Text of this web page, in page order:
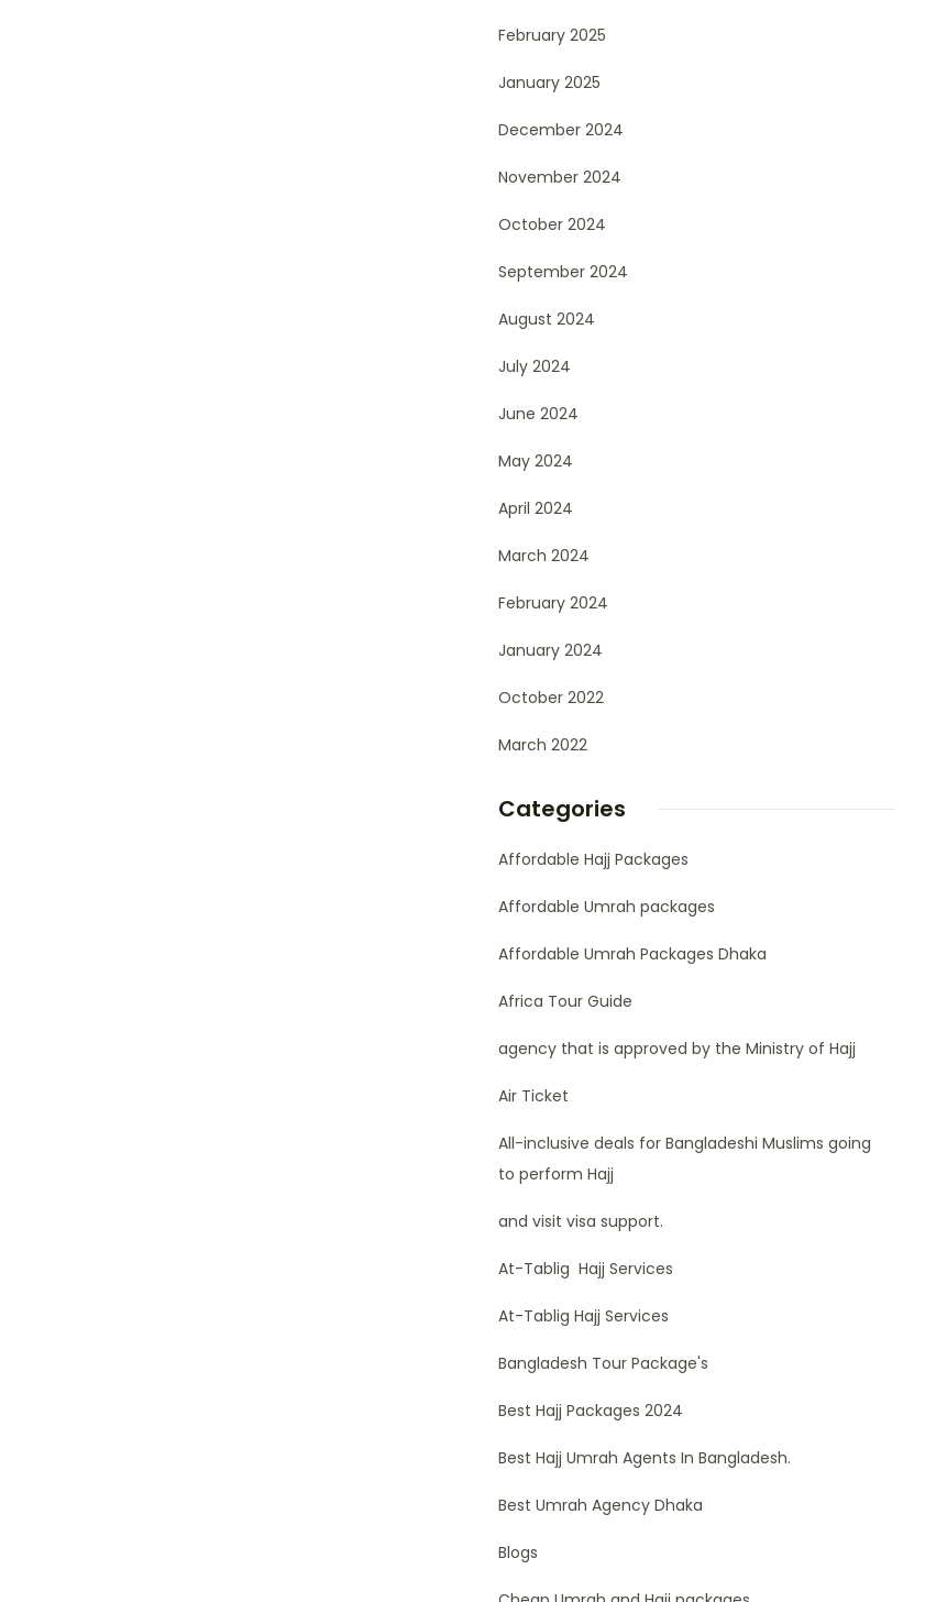
February 2025
January 2025
December 2024
November 2024
October 2024
September 2024
August 2024
July 2024
June 2024
May 2024
April 2024
March 2024
February 2024
January 2024
October 2022
March 2022
Categories
Affordable Hajj Packages
Affordable Umrah packages
Affordable Umrah Packages Dhaka
Africa Tour Guide
agency that is approved by the Ministry of Hajj
Air Ticket
All-inclusive deals for Bangladeshi Muslims going
to perform Hajj
and visit visa support.
At-Tablig Hajj Services
At-Tablig Hajj Services
Bangladesh Tour Package's
Best Hajj Packages 2024
Best Hajj Umrah Agents In Bangladesh.
Best Umrah Agency Dhaka
Blogs